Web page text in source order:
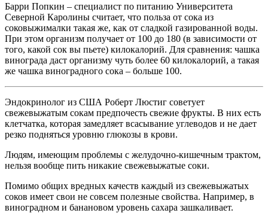
Барри Попкин – специалист по питанию Университета
Северной Каролины считает, что польза от сока из
соковыжималки такая же, как от сладкой газированной воды.
При этом организм получает от 100 до 180 (в зависимости от
того, какой сок вы пьете) килокалорий. Для сравнения: чашка
винограда даст организму чуть более 60 килокалорий, а такая
же чашка виноградного сока – больше 100.
Эндокринолог из США Роберт Люстиг советует
свежевыжатым сокам предпочесть свежие фрукты. В них есть
клетчатка, которая замедляет всасывание углеводов и не дает
резко подняться уровню глюкозы в крови.
Людям, имеющим проблемы с желудочно-кишечным трактом,
нельзя вообще пить никакие свежевыжатые соки.
Помимо общих вредных качеств каждый из свежевыжатых
соков имеет свои не совсем полезные свойства. Например, в
виноградном и банановом уровень сахара зашкаливает.